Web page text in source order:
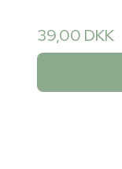
39,00 DKK